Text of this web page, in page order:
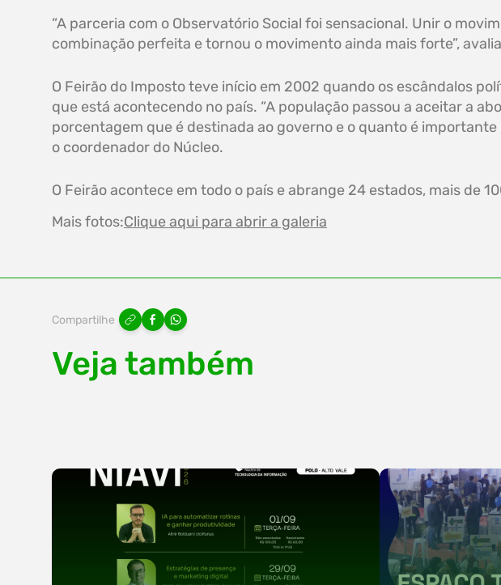
“A parceria com o Observatório Social foi sensacional. Unir o
combinação perfeita e tornou o movimento ainda mais forte”,
O Feirão do Imposto teve início em 2002 quando os escândalos
que está acontecendo no país. “A população passou a aceitar a
porcentagem que é destinada ao governo e o quanto é
o coordenador do Núcleo.
O Feirão acontece em todo o país e abrange 24 estados, mais de
Mais fotos:Clique aqui para abrir a galeria
Compartilhe
Veja também